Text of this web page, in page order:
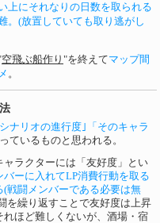
上にそれなりの日数を取られる
。(放置していても取り逃がし
空飛ぶ船作り "を終えてマップ間
。
ナリオの進行度｣「そのキャラ
ているものと思われる。
ラクターには「友好度」とい
バーに入れてLP消費行動を取る
戦闘メンバーである必要は無
を繰り返すことで友好度は上昇
ほど難しくないが、酒場・宿